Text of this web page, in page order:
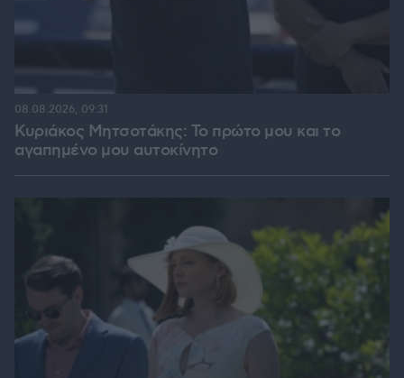
Κυριάκος Μητσοτάκης: Το πρώτο μου και το
αγαπημένο μου αυτοκίνητο
08.08.2026, 09:31